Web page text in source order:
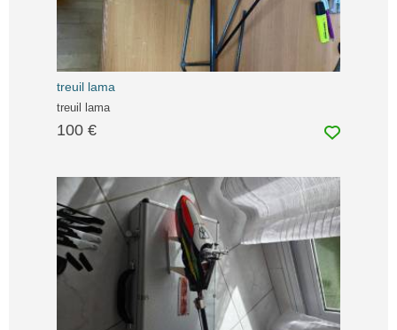
treuil lama
treuil lama
100 €